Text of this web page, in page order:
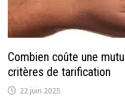
Combien coûte une
critères de tarification
22 juin 2025